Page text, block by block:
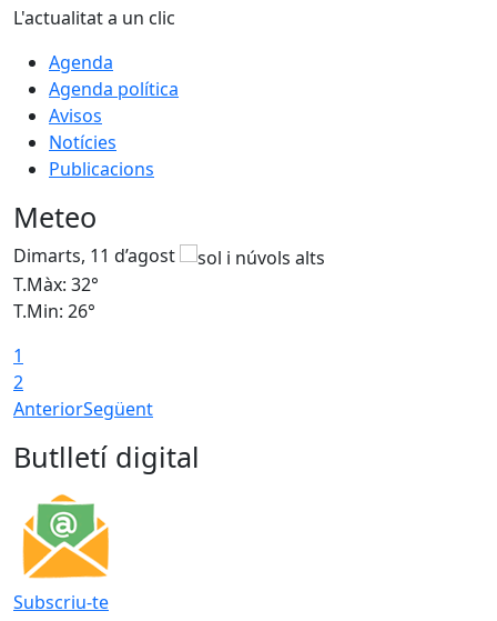
L'actualitat a un clic
Agenda
Agenda política
Avisos
Notícies
Publicacions
Meteo
Dimarts, 11 d’agost
T.Màx: 32°
T.Min: 26°
1
2
AnteriorSegüent
Butlletí digital
Subscriu-te